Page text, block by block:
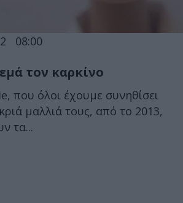
08:00
τον καρκίνο
που όλοι έχουμε συνηθίσει
μαλλιά τους, από το 2013,
τα...